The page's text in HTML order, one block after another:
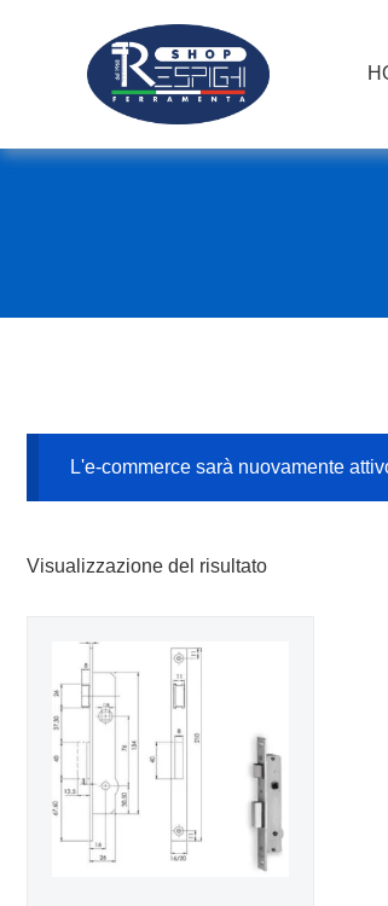
L'e-commerce sarà nuovamente
Visualizzazione del risultato